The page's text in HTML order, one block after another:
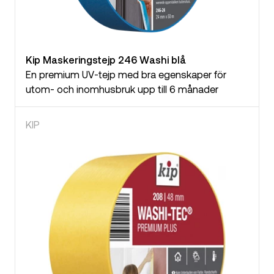
Kip Maskeringstejp 246 Washi blå
En premium UV-tejp med bra egenskaper för
utom- och inomhusbruk upp till 6 månader
KIP